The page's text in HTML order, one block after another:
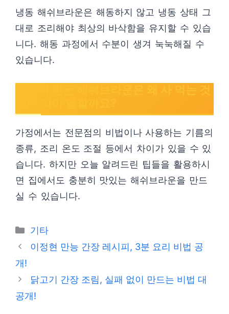
냉동 해쉬브라운은 해동하지 않고 냉동 상태 그
대로 조리해야 최상의 바삭함을 유지할 수 있습
니다. 해동 과정에서 수분이 생겨 눅눅해질 수
있습니다.
가정에서는 전문점의 비법이나 사용하는 기름의
종류, 조리 온도 조절 등에서 차이가 있을 수 있
습니다. 하지만 오늘 알려드린 팁들을 활용하시
면 집에서도 충분히 맛있는 해쉬브라운을 만드
실 수 있습니다.
Categories
기타
이정현 만능 간장 레시피, 3분 요리 비법 공
개!
닭고기 간장 조림, 실패 없이 만드는 비법 대
공개!